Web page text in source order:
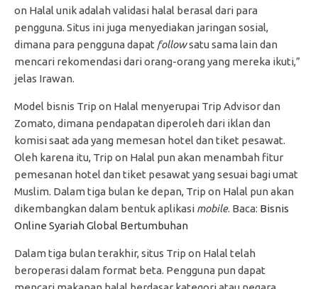
on Halal unik adalah validasi halal berasal dari para
pengguna. Situs ini juga menyediakan jaringan sosial,
dimana para pengguna dapat followsatu sama lain dan
mencari rekomendasi dari orang-orang yang mereka ikuti,”
jelas Irawan.
Model bisnis Trip on Halal menyerupai Trip Advisor dan
Zomato, dimana pendapatan diperoleh dari iklan dan
komisi saat ada yang memesan hotel dan tiket pesawat.
Oleh karena itu, Trip on Halal pun akan menambah fitur
pemesanan hotel dan tiket pesawat yang sesuai bagi umat
Muslim. Dalam tiga bulan ke depan, Trip on Halal pun akan
dikembangkan dalam bentuk aplikasi mobile. Baca: Bisnis
Online Syariah Global Bertumbuhan
Dalam tiga bulan terakhir, situs Trip on Halal telah
beroperasi dalam format beta. Pengguna pun dapat